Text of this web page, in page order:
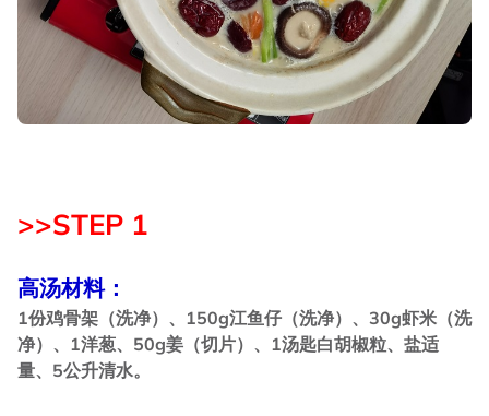
>>STEP 1
高汤材料：
1份鸡骨架（洗净）、150g江鱼仔（洗净）、30g虾米（洗
净）、1洋葱、50g姜（切片）、1汤匙白胡椒粒、盐适
量、5公升清水。